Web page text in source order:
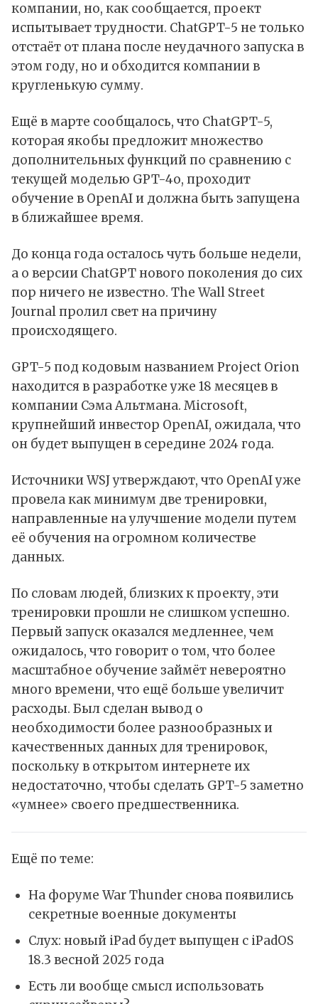
компании, но, как сообщается, проект
испытывает трудности. ChatGPT-5 не только
отстаёт от плана после неудачного запуска в
этом году, но и обходится компании в
кругленькую сумму.
Ещё в марте сообщалось, что ChatGPT-5,
которая якобы предложит множество
дополнительных функций по сравнению с
текущей моделью GPT-4o, проходит
обучение в OpenAI и должна быть запущена
в ближайшее время.
До конца года осталось чуть больше недели,
а о версии ChatGPT нового поколения до сих
пор ничего не известно. The Wall Street
Journalпролил свет на причину
происходящего.
GPT-5 под кодовым названием Project Orion
находится в разработке уже 18 месяцев в
компании Сэма Альтмана. Microsoft,
крупнейший инвестор OpenAI, ожидала, что
он будет выпущен в середине 2024 года.
Источники WSJ утверждают, что OpenAI уже
провела как минимум две тренировки,
направленные на улучшение модели путем
её обучения на огромном количестве
данных.
По словам людей, близких к проекту, эти
тренировки прошли не слишком успешно.
Первый запуск оказался медленнее, чем
ожидалось, что говорит о том, что более
масштабное обучение займёт невероятно
много времени, что ещё больше увеличит
расходы. Был сделан вывод о
необходимости более разнообразных и
качественных данных для тренировок,
поскольку в открытом интернете их
недостаточно, чтобы сделать GPT-5 заметно
«умнее» своего предшественника.
Ещё по теме:
На форуме War Thunder снова появились
секретные военные документы
Слух: новый iPad будет выпущен с iPadOS
18.3 весной 2025 года
Есть ли вообще смысл использовать